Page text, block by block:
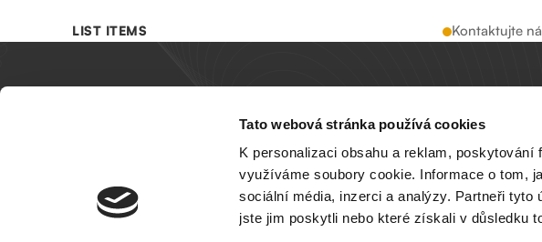
Tato webová stránka používá cookies
K personalizaci obsahu a reklam,
využíváme soubory cookie. Informace o tom,
sociální média, inzerci a analýzy. Partneři
jste jim poskytli nebo které získali v důsledku
LIST ITEMS Kontaktujte
Sun construct s.r.o.,
F.A. Gerstnera 2151/6,
370 01 České Budějovice
IČO: 07937067